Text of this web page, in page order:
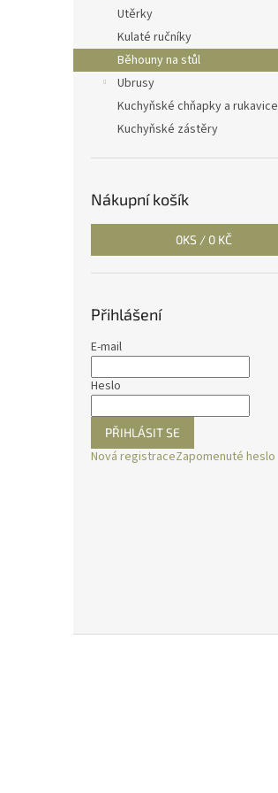
l
Utěrky
Kulaté ručníky
Běhouny na stůl
Ubrusy
Kuchyňské chňapky a rukavice
Kuchyňské zástěry
Nákupní košík
0KS / 0 KČ
Přihlášení
E-mail
Heslo
PŘIHLÁSIT SE
Nová registraceZapomenuté heslo